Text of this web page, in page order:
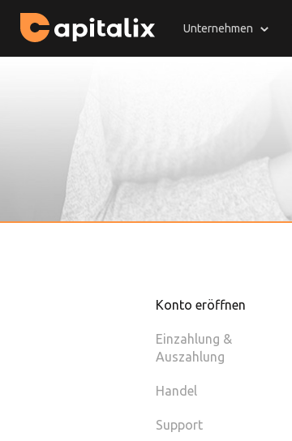
Unternehmen
Konto eröffnen
Einzahlung &
Auszahlung
Handel
Support